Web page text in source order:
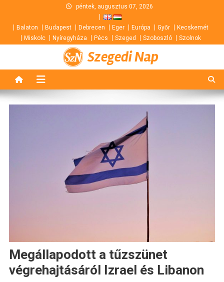
content
péntek, augusztus 07, 2026
Balaton Budapest Debrecen Eger Európa Győr
Kecskemét
Miskolc
Nyíregyháza Pécs Szeged Szoboszló Szolnok
Szegedi Nap
Megállapodott a tűzszünet
végrehajtásáról Izrael és Libanon